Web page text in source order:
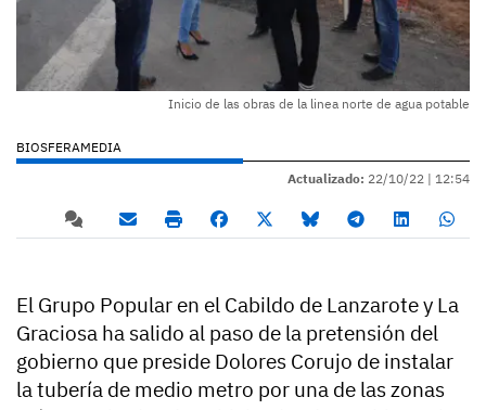
Inicio de las obras de la linea norte de agua potable
BIOSFERAMEDIA
Actualizado: 22/10/22 | 12:54
El Grupo Popular en el Cabildo de Lanzarote y La
Graciosa ha salido al paso de la pretensión del
gobierno que preside Dolores Corujo de instalar
la tubería de medio metro por una de las zonas